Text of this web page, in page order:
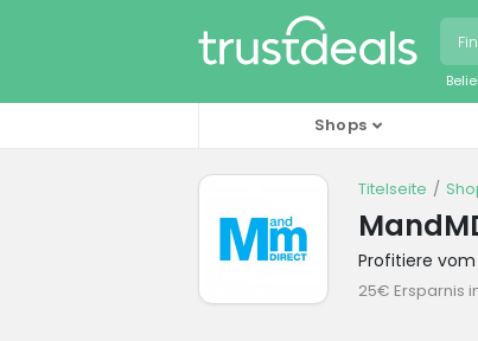
Shops
Titelseite
Profitiere
25€ Ersparnis